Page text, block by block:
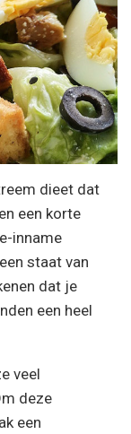
dieet dat
een korte
inname
staat van
dat je
een heel
veel
deze
een